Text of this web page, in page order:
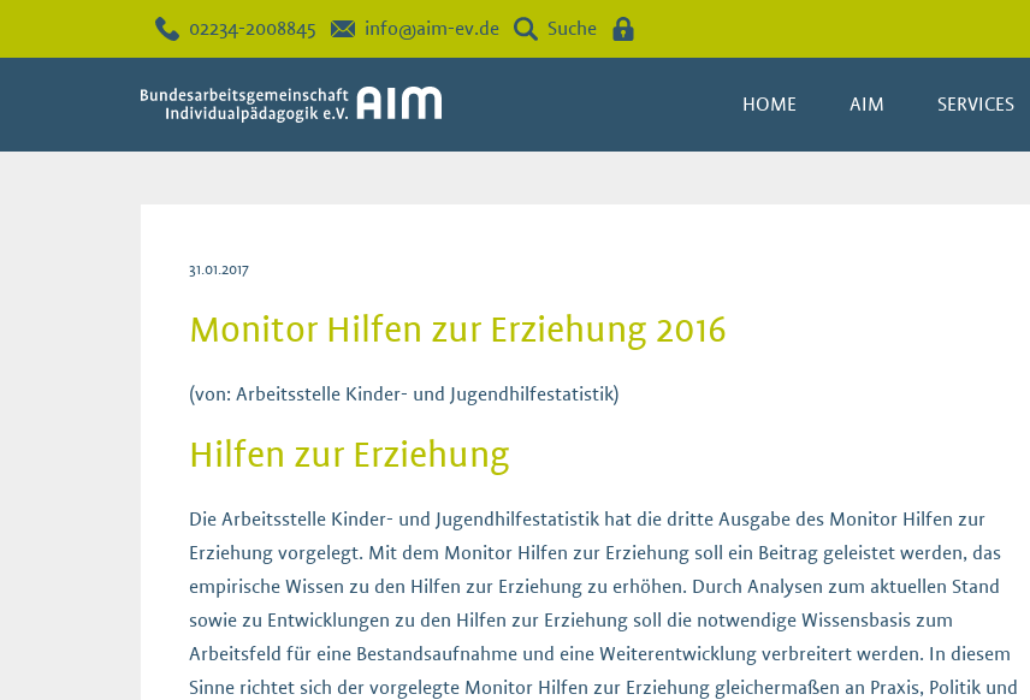
02234-2008845 info@aim-ev.de Suche
HOME AIM SERVICES
31.01.2017
Monitor Hilfen zur Erziehung 2016
(von: Arbeitsstelle Kinder- und Jugendhilfestatistik)
Hilfen zur Erziehung
Die Arbeitsstelle Kinder- und Jugendhilfestatistik hat die dritte Ausgabe des Monitor Hilfen zur
Erziehung vorgelegt. Mit dem Monitor Hilfen zur Erziehung soll ein Beitrag geleistet werden, das
empirische Wissen zu den Hilfen zur Erziehung zu erhöhen. Durch Analysen zum aktuellen Stand
sowie zu Entwicklungen zu den Hilfen zur Erziehung soll die notwendige Wissensbasis zum
Arbeitsfeld für eine Bestandsaufnahme und eine Weiterentwicklung verbreitert werden. In diesem
Sinne richtet sich der vorgelegte Monitor Hilfen zur Erziehung gleichermaßen an Praxis, Politik und